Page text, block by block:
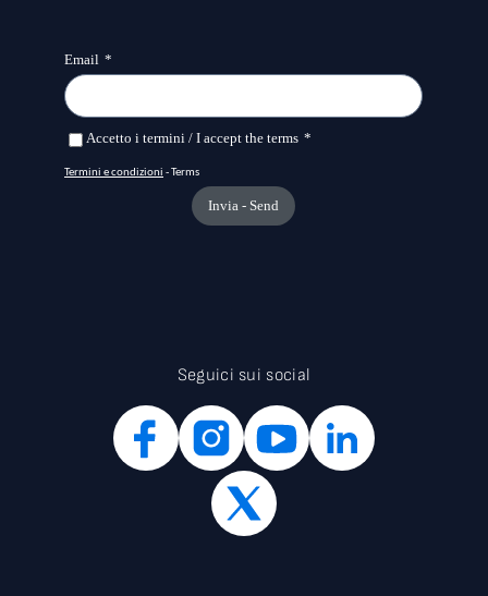
Seguici sui social